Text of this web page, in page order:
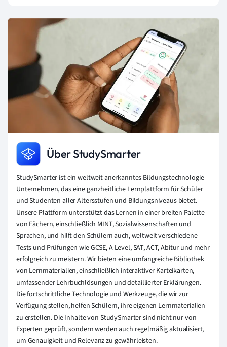
Über StudySmarter
StudySmarter ist ein weltweit anerkanntes Bildungstechnologie-
Unternehmen, das eine ganzheitliche Lernplattform für Schüler
und Studenten aller Altersstufen und Bildungsniveaus bietet.
Unsere Plattform unterstützt das Lernen in einer breiten Palette
von Fächern, einschließlich MINT, Sozialwissenschaften und
Sprachen, und hilft den Schülern auch, weltweit verschiedene
Tests und Prüfungen wie GCSE, A Level, SAT, ACT, Abitur und mehr
erfolgreich zu meistern. Wir bieten eine umfangreiche Bibliothek
von Lernmaterialien, einschließlich interaktiver Karteikarten,
umfassender Lehrbuchlösungen und detaillierter Erklärungen.
Die fortschrittliche Technologie und Werkzeuge, die wir zur
Verfügung stellen, helfen Schülern, ihre eigenen Lernmaterialien
zu erstellen. Die Inhalte von StudySmarter sind nicht nur von
Experten geprüft, sondern werden auch regelmäßig aktualisiert,
um Genauigkeit und Relevanz zu gewährleisten.